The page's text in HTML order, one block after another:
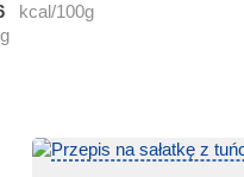
kcal/100g